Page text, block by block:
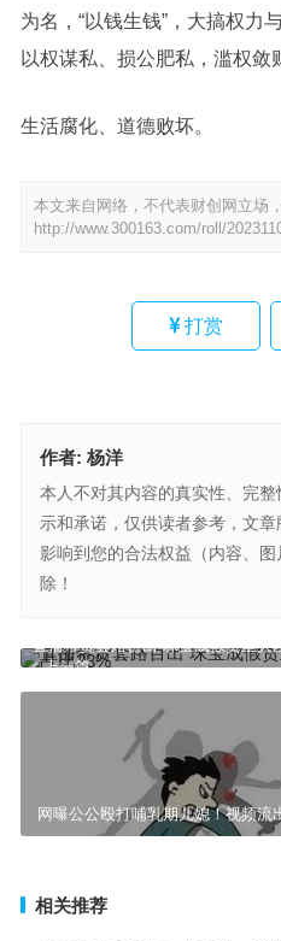
为名，“以钱生钱”，大搞权力
以权谋私、损公肥私，滥权敛
生活腐化、道德败坏。
本文来自网络，不代表财创网立场
http://www.300163.com/roll/
打赏
作者: 杨洋
本人不对其内容的真实性、完
示和承诺，仅供读者参考，文
影响到您的合法权益（内容、
除！
上一篇
直播带货套路百出 珠宝成假货重灾
网曝公公殴打哺乳期儿媳！视频流
相关推荐